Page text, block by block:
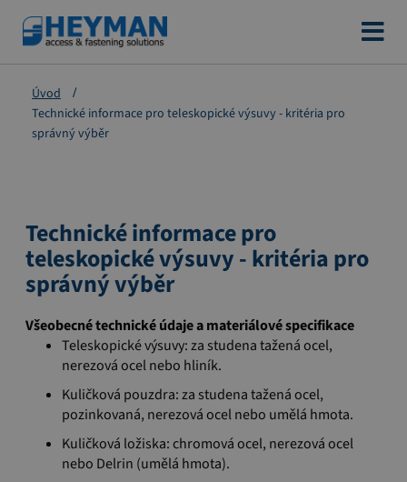
Přejít
na
Úvod
Technické informace pro teleskopické výsuvy - kritéria pro
správný výběr
Technické informace pro
teleskopické výsuvy - kritéria pro
správný výběr
Všeobecné technické údaje amateriálové specifikace
Teleskopické výsuvy: za studena tažená ocel,
nerezová ocel nebo hliník.
Kuličková pouzdra: za studena tažená ocel,
pozinkovaná, nerezová ocel nebo umělá hmota.
Kuličková ložiska: chromová ocel, nerezová ocel
nebo Delrin (umělá hmota).